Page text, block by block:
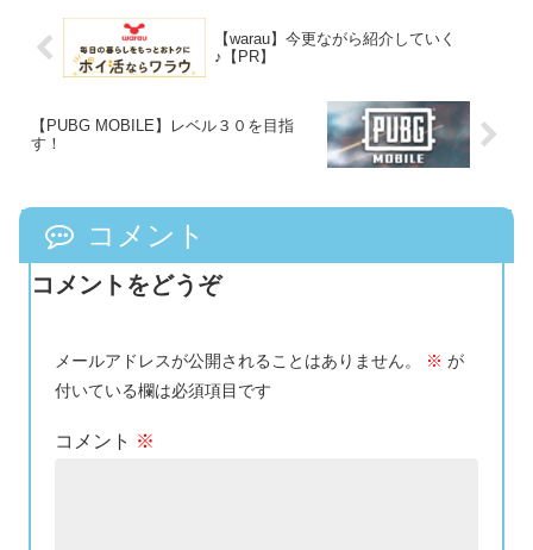
【warau】今更ながら紹介していく
♪【PR】
【PUBG MOBILE】レベル３０を目指
す！
コメント
コメントをどうぞ
メールアドレスが公開されることはありません。 ※ が
付いている欄は必須項目です
コメント ※